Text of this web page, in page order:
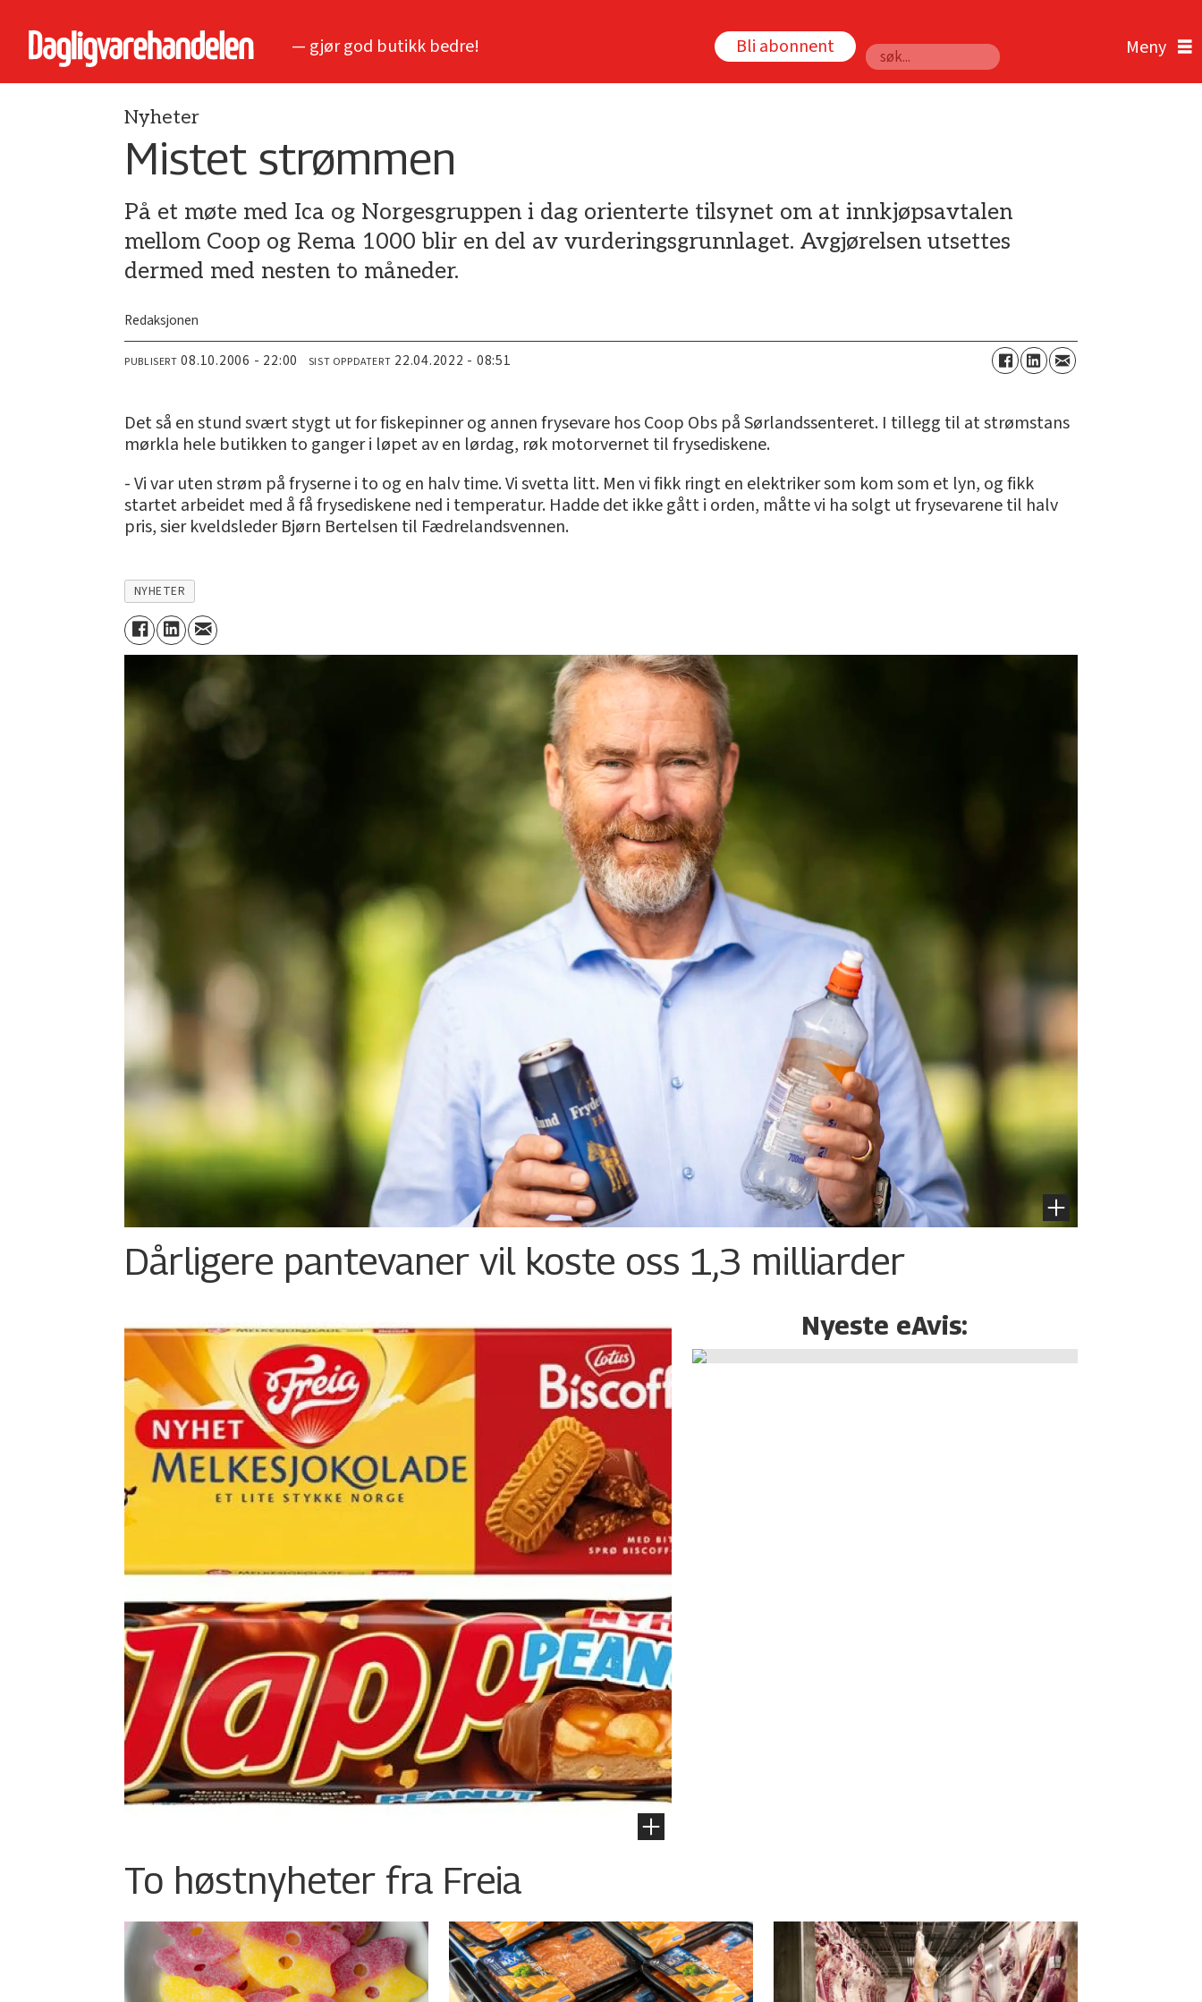
— gjør god butikk bedre! Bli abonnent
Søk
Nyheter
Mistet strømmen
På et møte med Ica og Norgesgruppen i dag orienterte tilsynet om at innkjøpsavtalen
mellom Coop og Rema 1000 blir en del av vurderingsgrunnlaget. Avgjørelsen utsettes
dermed med nesten to måneder.
Redaksjonen
PUBLISERT 08.10.2006 - 22:00 SIST OPPDATERT 22.04.2022 - 08:51
Det så en stund svært stygt ut for fiskepinner og annen frysevare hos Coop Obs på Sørlandssenteret. I tillegg til at strømstans
mørkla hele butikken to ganger i løpet av en lørdag, røk motorvernet til frysediskene.
- Vi var uten strøm på fryserne i to og en halv time. Vi svetta litt. Men vi fikk ringt en elektriker som kom som et lyn, og fikk
startet arbeidet med å få frysediskene ned i temperatur. Hadde det ikke gått i orden, måtte vi ha solgt ut frysevarene til halv
pris, sier kveldsleder Bjørn Bertelsen til Fædrelandsvennen.
NYHETER
Dårligere pantevaner vil koste oss 1,3 milliarder
To høstnyheter fra Freia
Nyeste eAvis: